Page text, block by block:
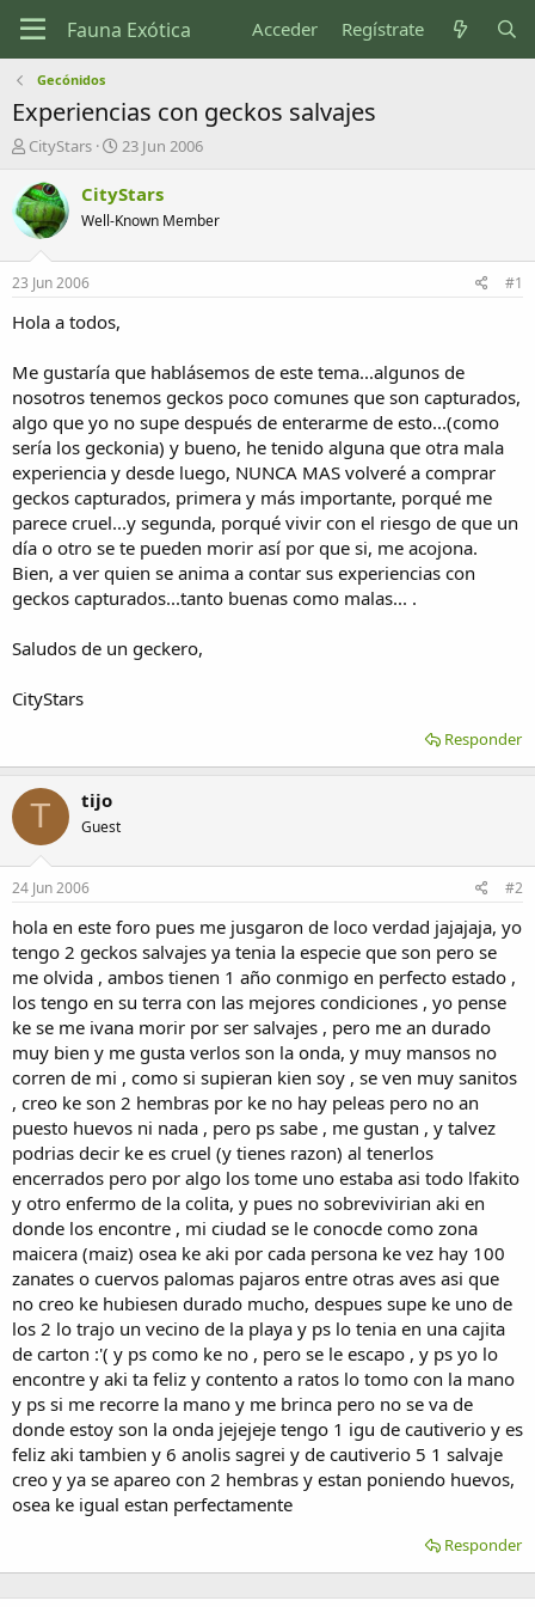
Acceder Regístrate
Gecónidos
Experiencias con geckos salvajes
I
i
c
i
d
o
r
l
t
e
m
a
CityStars
F
c
a
i
o
23 Jun 2006
CityStars
Well-Known Member
23 Jun 2006 #1
Hola a todos,
Me gustaría que hablásemos de este tema...algunos de
nosotros tenemos geckos poco comunes que son capturados,
algo que yo no supe después de enterarme de esto...(como
sería los geckonia) y bueno, he tenido alguna que otra mala
experiencia y desde luego, NUNCA MAS volveré a comprar
geckos capturados, primera y más importante, porqué me
parece cruel...y segunda, porqué vivir con el riesgo de que un
día o otro se te pueden morir así por que si, me acojona.
Bien, a ver quien se anima a contar sus experiencias con
geckos capturados...tanto buenas como malas... .
Saludos de un geckero,
CityStars
Responder
T tijo
Guest
24 Jun 2006 #2
hola en este foro pues me jusgaron de loco verdad jajajaja, yo
tengo 2 geckos salvajes ya tenia la especie que son pero se
me olvida , ambos tienen 1 año conmigo en perfecto estado ,
los tengo en su terra con las mejores condiciones , yo pense
ke se me ivana morir por ser salvajes , pero me an durado
muy bien y me gusta verlos son la onda, y muy mansos no
corren de mi , como si supieran kien soy , se ven muy sanitos
, creo ke son 2 hembras por ke no hay peleas pero no an
puesto huevos ni nada , pero ps sabe , me gustan , y talvez
podrias decir ke es cruel (y tienes razon) al tenerlos
encerrados pero por algo los tome uno estaba asi todo lfakito
y otro enfermo de la colita, y pues no sobrevivirian aki en
donde los encontre , mi ciudad se le conocde como zona
maicera (maiz) osea ke aki por cada persona ke vez hay 100
zanates o cuervos palomas pajaros entre otras aves asi que
no creo ke hubiesen durado mucho, despues supe ke uno de
los 2 lo trajo un vecino de la playa y ps lo tenia en una cajita
de carton :'( y ps como ke no , pero se le escapo , y ps yo lo
encontre y aki ta feliz y contento a ratos lo tomo con la mano
y ps si me recorre la mano y me brinca pero no se va de
donde estoy son la onda jejejeje tengo 1 igu de cautiverio y es
feliz aki tambien y 6 anolis sagrei y de cautiverio 5 1 salvaje
creo y ya se apareo con 2 hembras y estan poniendo huevos,
osea ke igual estan perfectamente
Responder